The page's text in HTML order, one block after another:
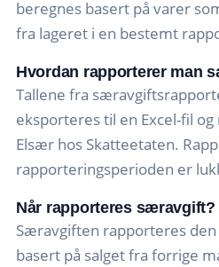
beregnes basert på varer
fra lageret i en bestemt
Hvordan rapporterer man
Tallene fra
eksporteres til en Excel-fil
Elsær hos Skatteetaten.
rapporteringsperioden er
Når rapporteres særavgift?
Særavgiften rapporteres
basert på salget fra forrige